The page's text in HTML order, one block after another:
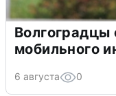
Волгоградцы
мобильного
6 августа 0